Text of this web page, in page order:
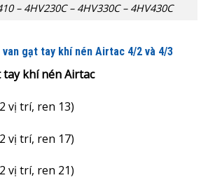
– 4HV230C – 4HV330C – 4HV430C
gạt tay khí nén Airtac 4/2 và 4/3
khí nén Airtac
vị trí, ren 13)
vị trí, ren 17)
vị trí, ren 21)